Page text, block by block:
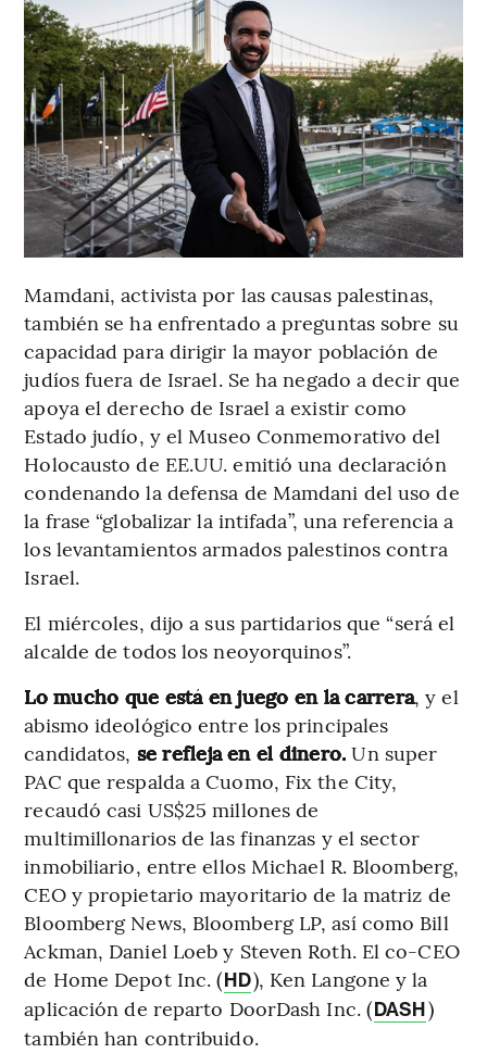
Mamdani, activista por las causas palestinas,
también se ha enfrentado a preguntas sobre su
capacidad para dirigir la mayor población de
judíos fuera de Israel. Se ha negado a decir que
apoya el derecho de Israel a existir como
Estado judío, y el Museo Conmemorativo del
Holocausto de EE.UU. emitió una declaración
condenando la defensa de Mamdani del uso de
la frase “globalizar la intifada”, una referencia a
los levantamientos armados palestinos contra
Israel.
El miércoles, dijo a sus partidarios que “será el
alcalde de todos los neoyorquinos”.
Lo mucho que está en juego en la carrera, y el
abismo ideológico entre los principales
candidatos, se refleja en el dinero. Un super
PAC que respalda a Cuomo, Fix the City,
recaudó casi US$25 millones de
multimillonarios de las finanzas y el sector
inmobiliario, entre ellos Michael R. Bloomberg,
CEO y propietario mayoritario de la matriz de
Bloomberg News, Bloomberg LP, así como Bill
Ackman, Daniel Loeb y Steven Roth. El co-CEO
de Home Depot Inc. (HD), Ken Langone y la
aplicación de reparto DoorDash Inc. (DASH)
también han contribuido.